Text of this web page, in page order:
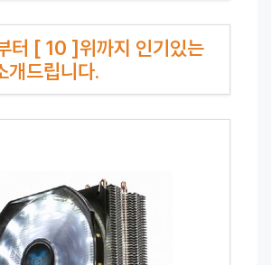
터 [ 10 ]위까지 인기있는
개드립니다.